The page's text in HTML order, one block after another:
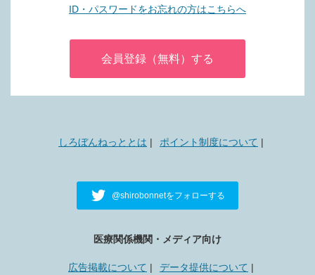
ID・パスワードをお忘れの方はこちらへ
会員登録（無料）する
しろぼんねっととは ポイント制度について
@shirobonnetをフォローする
医療関係機関・メディア向け
広告掲載について データ提供について